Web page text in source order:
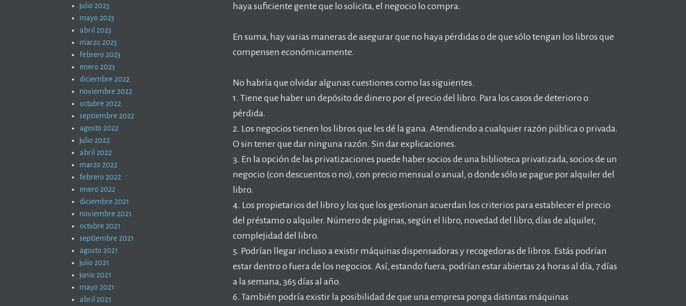
haya suficiente gente que lo solicita, el negocio lo compra.
En suma, hay varias maneras de asegurar que no haya pérdidas o de que sólo tengan los libros que
compensen económicamente.
No habría que olvidar algunas cuestiones como las siguientes.
1. Tiene que haber un depósito de dinero por el precio del libro. Para los casos de deterioro o
pérdida.
2. Los negocios tienen los libros que les dé la gana. Atendiendo a cualquier razón pública o privada.
O sin tener que dar ninguna razón. Sin dar explicaciones.
3. En la opción de las privatizaciones puede haber socios de una biblioteca privatizada, socios de un
negocio (con descuentos o no), con precio mensual o anual, o donde sólo se pague por alquiler del
libro.
4. Los propietarios del libro y los que los gestionan acuerdan los criterios para establecer el precio
del préstamo o alquiler. Número de páginas, según el libro, novedad del libro, días de alquiler,
complejidad del libro.
5. Podrían llegar incluso a existir máquinas dispensadoras y recogedoras de libros. Estás podrían
estar dentro o fuera de los negocios. Así, estando fuera, podrían estar abiertas 24 horas al día, 7 días
a la semana, 365 días al año.
6. También podría existir la posibilidad de que una empresa ponga distintas máquinas
julio 2023
mayo 2023
abril 2023
marzo 2023
febrero 2023
enero 2023
diciembre 2022
noviembre 2022
octubre 2022
septiembre 2022
agosto 2022
julio 2022
abril 2022
marzo 2022
febrero 2022
enero 2022
diciembre 2021
noviembre 2021
octubre 2021
septiembre 2021
agosto 2021
julio 2021
junio 2021
mayo 2021
abril 2021